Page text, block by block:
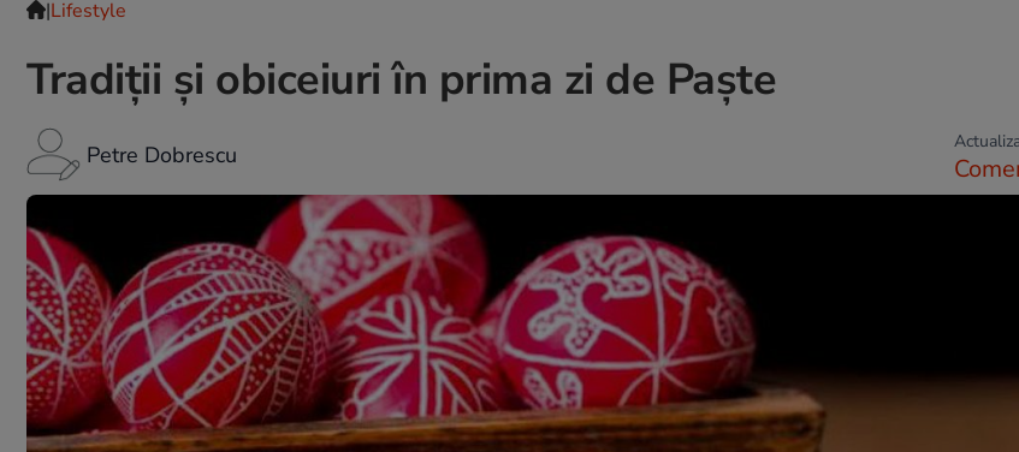
|Lifestyle
Tradiții și obiceiuri în prima zi de Paște
Petre Dobrescu